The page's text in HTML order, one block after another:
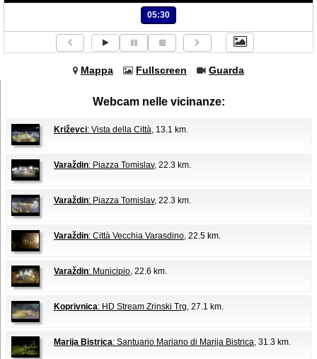
05:30
Mappa Fullscreen Guarda
Webcam nelle vicinanze:
Križevci: Vista della Città, 13.1 km.
Varaždin: Piazza Tomislav, 22.3 km.
Varaždin: Piazza Tomislav, 22.3 km.
Varaždin: Città Vecchia Varasdino, 22.5 km.
Varaždin: Municipio, 22.6 km.
Koprivnica: HD Stream Zrinski Trg, 27.1 km.
Marija Bistrica: Santuario Mariano di Marija Bistrica, 31.3 km.